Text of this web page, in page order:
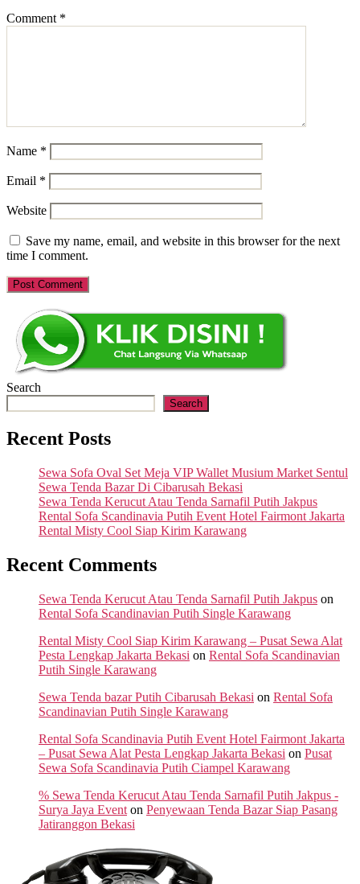
Comment *
Name *
Email *
Website
Save my name, email, and website in this browser for the next
time I comment.
Search
Search
Recent Posts
Sewa Sofa Oval Set Meja VIP Wallet Musium Market Sentul
Sewa Tenda Bazar Di Cibarusah Bekasi
Sewa Tenda Kerucut Atau Tenda Sarnafil Putih Jakpus
Rental Sofa Scandinavia Putih Event Hotel Fairmont Jakarta
Rental Misty Cool Siap Kirim Karawang
Recent Comments
Sewa Tenda Kerucut Atau Tenda Sarnafil Putih Jakpus on
Rental Sofa Scandinavian Putih Single Karawang
Rental Misty Cool Siap Kirim Karawang – Pusat Sewa Alat
Pesta Lengkap Jakarta Bekasi on Rental Sofa Scandinavian
Putih Single Karawang
Sewa Tenda bazar Putih Cibarusah Bekasi on Rental Sofa
Scandinavian Putih Single Karawang
Rental Sofa Scandinavia Putih Event Hotel Fairmont Jakarta
– Pusat Sewa Alat Pesta Lengkap Jakarta Bekasi on Pusat
Sewa Sofa Scandinavia Putih Ciampel Karawang
% Sewa Tenda Kerucut Atau Tenda Sarnafil Putih Jakpus -
Surya Jaya Event on Penyewaan Tenda Bazar Siap Pasang
Jatiranggon Bekasi